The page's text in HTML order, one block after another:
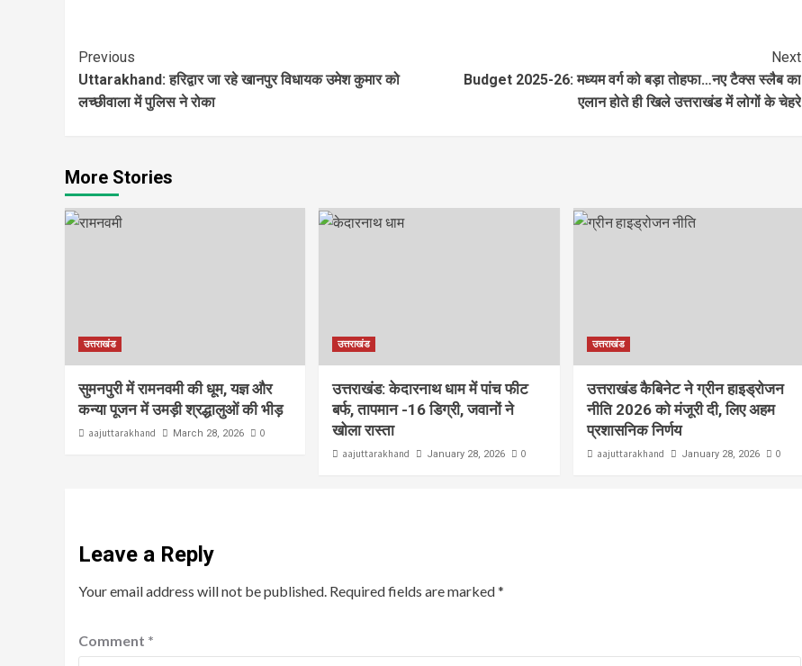
Continue
Reading
Previous
Uttarakhand: हरिद्वार जा रहे खानपुर विधायक उमेश कुमार को
लच्छीवाला में पुलिस ने रोका
Next
Budget 2025-26: मध्यम वर्ग को बड़ा तोहफा…नए टैक्स स्लैब का
एलान होते ही खिले उत्तराखंड में लोगों के चेहरे
More Stories
उत्तराखंड
सुमनपुरी में रामनवमी की धूम, यज्ञ और
कन्या पूजन में उमड़ी श्रद्धालुओं की भीड़
aajuttarakhand March 28, 2026 0
उत्तराखंड
उत्तराखंड: केदारनाथ धाम में पांच फीट
बर्फ, तापमान -16 डिग्री, जवानों ने
खोला रास्ता
aajuttarakhand January 28, 2026 0
उत्तराखंड
उत्तराखंड कैबिनेट ने ग्रीन हाइड्रोजन
नीति 2026 को मंजूरी दी, लिए अहम
प्रशासनिक निर्णय
aajuttarakhand January 28, 2026 0
Leave a Reply
Your email address will not be published. Required fields are marked*
Comment *